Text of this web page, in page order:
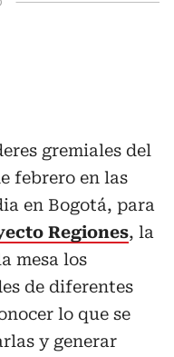
gremiales del
febrero en las
en Bogotá, para
Regiones, la
mesa los
de diferentes
lo que se
y generar